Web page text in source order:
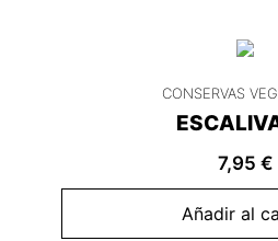
CONSERVAS
7,95 €
Añadir al